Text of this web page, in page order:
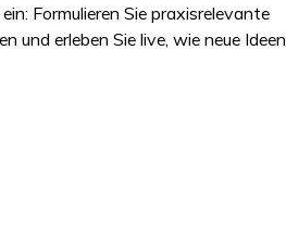
Formulieren Sie praxisrelevante
und erleben Sie live, wie neue